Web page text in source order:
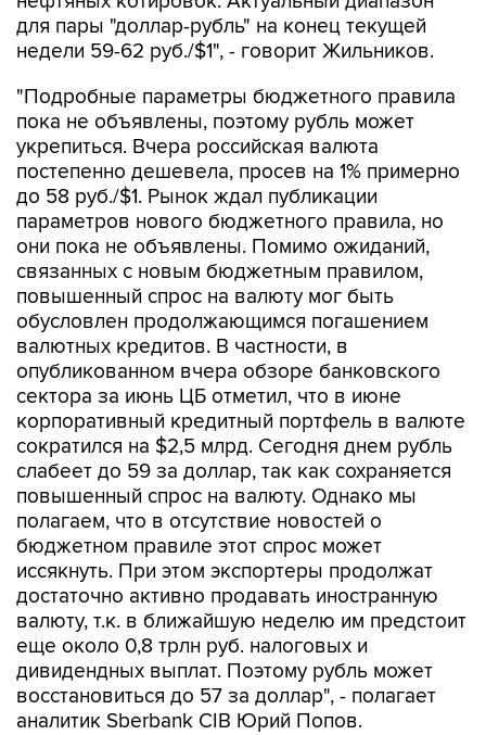
для пары "доллар-рубль" на конец текущей
недели 59-62 руб./$1", - говорит Жильников.
"Подробные параметры бюджетного правила
пока не объявлены, поэтому рубль может
укрепиться. Вчера российская валюта
постепенно дешевела, просев на 1% примерно
до 58 руб./$1. Рынок ждал публикации
параметров нового бюджетного правила, но
они пока не объявлены. Помимо ожиданий,
связанных с новым бюджетным правилом,
повышенный спрос на валюту мог быть
обусловлен продолжающимся погашением
валютных кредитов. В частности, в
опубликованном вчера обзоре банковского
сектора за июнь ЦБ отметил, что в июне
корпоративный кредитный портфель в валюте
сократился на $2,5 млрд. Сегодня днем рубль
слабеет до 59 за доллар, так как сохраняется
повышенный спрос на валюту. Однако мы
полагаем, что в отсутствие новостей о
бюджетном правиле этот спрос может
иссякнуть. При этом экспортеры продолжат
достаточно активно продавать иностранную
валюту, т.к. в ближайшую неделю им предстоит
еще около 0,8 трлн руб. налоговых и
дивидендных выплат. Поэтому рубль может
восстановиться до 57 за доллар", - полагает
аналитик Sberbank CIB Юрий Попов.